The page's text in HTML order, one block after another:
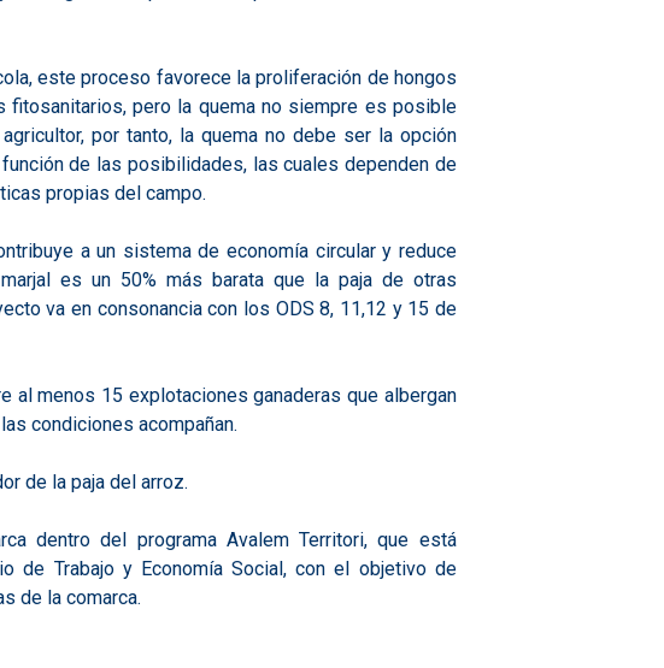
este proceso favorece la proliferación de hongos
fitosanitarios, pero la quema no siempre es posible
por tanto, la quema no debe ser la opción
de las posibilidades, las cuales dependen de
propias del campo.
a un sistema de economía circular y reduce
es un 50% más barata que la paja de otras
va en consonancia con los ODS 8, 11,12 y 15 de
al menos 15 explotaciones ganaderas que albergan
condiciones acompañan.
de la paja del arroz.
dentro del programa Avalem Territori, que está
de Trabajo y Economía Social, con el objetivo de
de la comarca.